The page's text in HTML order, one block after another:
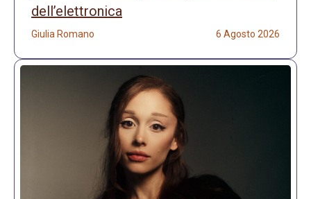
dell’elettronica
Giulia Romano 6 Agosto 2026